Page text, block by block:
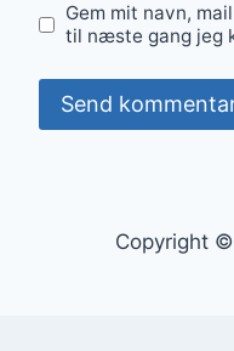
Gem mit navn,
til næste gang jeg
Copyright